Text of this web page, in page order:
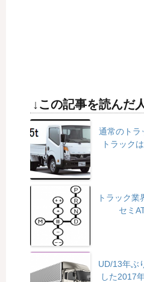
↓この記事を読んだ
通常のトラ
トラック
トラック業
セミ
UD/13年ぶ
した2017